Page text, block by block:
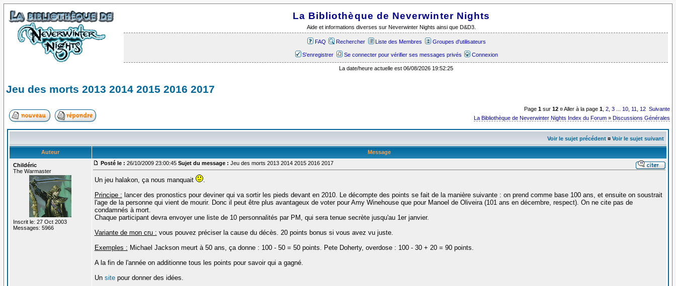
La Bibliothèque de Neverwinter Nights
Aide et informations diverses sur Neverwinter Nights ainsi que D&D3.
FAQ Rechercher Liste des Membres Groupes d'utilisateurs
S'enregistrer Se connecter pour vérifier ses messages privés Connexion
La date/heure actuelle est 06/08/2026 19:52:25
Jeu des morts 2013 2014 2015 2016 2017
Page1 sur12 ¤ Aller à la page1 ,2 ,3 10 11 12 Suivante
La Bibliothèque de Neverwinter Nights Index du Forum »Discussions Générales
Voir le sujet précédent¤ Voir le sujet suivant
Auteur Message
Childéric
The Warmaster
Inscrit le: 27 Oct 2003
Messages: 5966
Posté le : 26/10/2009 23:00:45 Sujet du message : Jeu des morts 2013 2014 2015 2016 2017
Un jeu halakon, ça nous manquait
.
Principe : lancer des pronostics pour deviner qui va sortir les pieds devant en 2010. Le décompte des points se fait de la manière suivante : on prend comme base 100 ans, et ensuite on soustrait
l'age de la personne qui vient de mourir. Donc il peut être plus avantageux de voter pour Amy Winehouse que pour Manoel de Oliveira (101 ans en décembre, respect). On ne cite pas de
condamnés à mort.
Chaque participant devra envoyer une liste de 10 personnalités par PM, qui sera tenue secrète jusqu'au 1er janvier.
Variante de mon cru : vous pouvez préciser la cause du décès. 20 points bonus si vous avez vu juste.
Exemples : Michael Jackson meurt à 50 ans, ça donne : 100 - 50 = 50 points. Pete Doherty, overdose : 100 - 30 + 20 = 90 points.
A la fin de l'année on additionne tous les points pour savoir qui a gagné.
Un sitepour donner des idées.